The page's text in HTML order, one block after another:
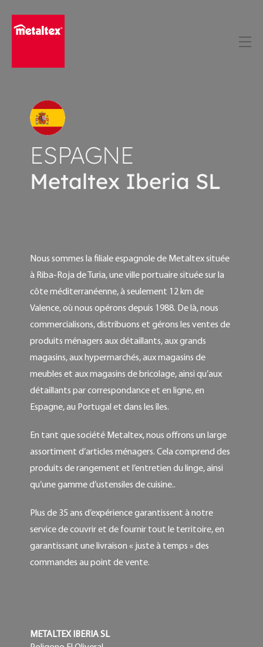
ESPAGNE
Metaltex Iberia SL
Nous sommes la filiale espagnole de Metaltex située
à Riba-Roja de Turia, une ville portuaire située sur la
côte méditerranéenne, à seulement 12 km de
Valence, où nous opérons depuis 1988. De là, nous
commercialisons, distribuons et gérons les ventes de
produits ménagers aux détaillants, aux grands
magasins, aux hypermarchés, aux magasins de
meubles et aux magasins de bricolage, ainsi qu’aux
détaillants par correspondance et en ligne, en
Espagne, au Portugal et dans les îles.
En tant que société Metaltex, nous offrons un large
assortiment d’articles ménagers. Cela comprend des
produits de rangement et l’entretien du linge, ainsi
qu’une gamme d’ustensiles de cuisine..
Plus de 35 ans d’expérience garantissent à notre
service de couvrir et de fournir tout le territoire, en
garantissant une livraison « juste à temps » des
commandes au point de vente.
METALTEX IBERIA SL